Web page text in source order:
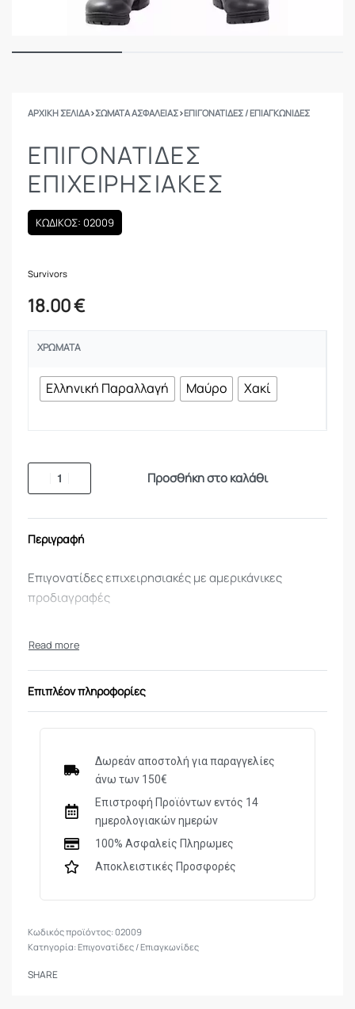
ΑΡΧΙΚΉ ΣΕΛΊΔΑ›ΣΩΜΑΤΑ ΑΣΦΑΛΕΙΑΣ›ΕΠΙΓΟΝΑΤΊΔΕΣ / ΕΠΙΑΓΚΩΝΊΔΕΣ
ΕΠΙΓΟΝΑΤΊΔΕΣ
ΕΠΙΧΕΙΡΗΣΙΑΚΈΣ
ΚΩΔΙΚΟΣ: 02009
Survivors
18.00€
ΧΡΏΜΑΤΑ
Ελληνική Παραλλαγή Μαύρο Χακί
Προσθήκη στο καλάθι
Περιγραφή
Επιγονατίδες επιχειρησιακές με αμερικάνικες
προδιαγραφές
Επιπλέον πληροφορίες
Δωρεάν αποστολή για παραγγελίες
άνω των 150€
Επιστροφή Προϊόντων εντός 14
ημερολογιακών ημερών
100% Ασφαλείς Πληρωμες
Αποκλειστικές Προσφορές
02009
Κατηγορία:Επιγονατίδες / Επιαγκωνίδες
SHARE